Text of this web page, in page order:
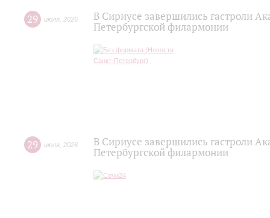
29 июля 2026
В Сириусе завершились гастроли
Петербургской филармонии
29 июля 2026
В Сириусе завершились гастроли
Петербургской филармонии